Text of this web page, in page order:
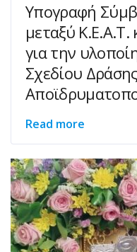
Υπογραφή
μεταξύ Κ.Ε.Α.Τ.
για την
Σχεδίου
Read more